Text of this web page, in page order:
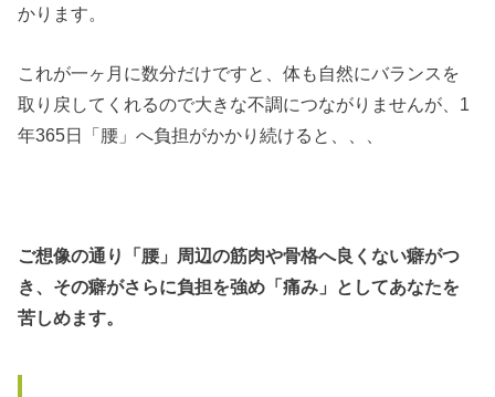
かります。
これが一ヶ月に数分だけですと、体も自然にバランスを
取り戻してくれるので大きな不調につながりませんが、1
年365日「腰」へ負担がかかり続けると、、、
ご想像の通り「腰」周辺の筋肉や骨格へ良くない癖がつ
き、その癖がさらに負担を強め「痛み」としてあなたを
苦しめます。